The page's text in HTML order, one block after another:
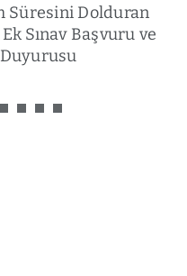
Süresini Dolduran
Sınav Başvuru ve